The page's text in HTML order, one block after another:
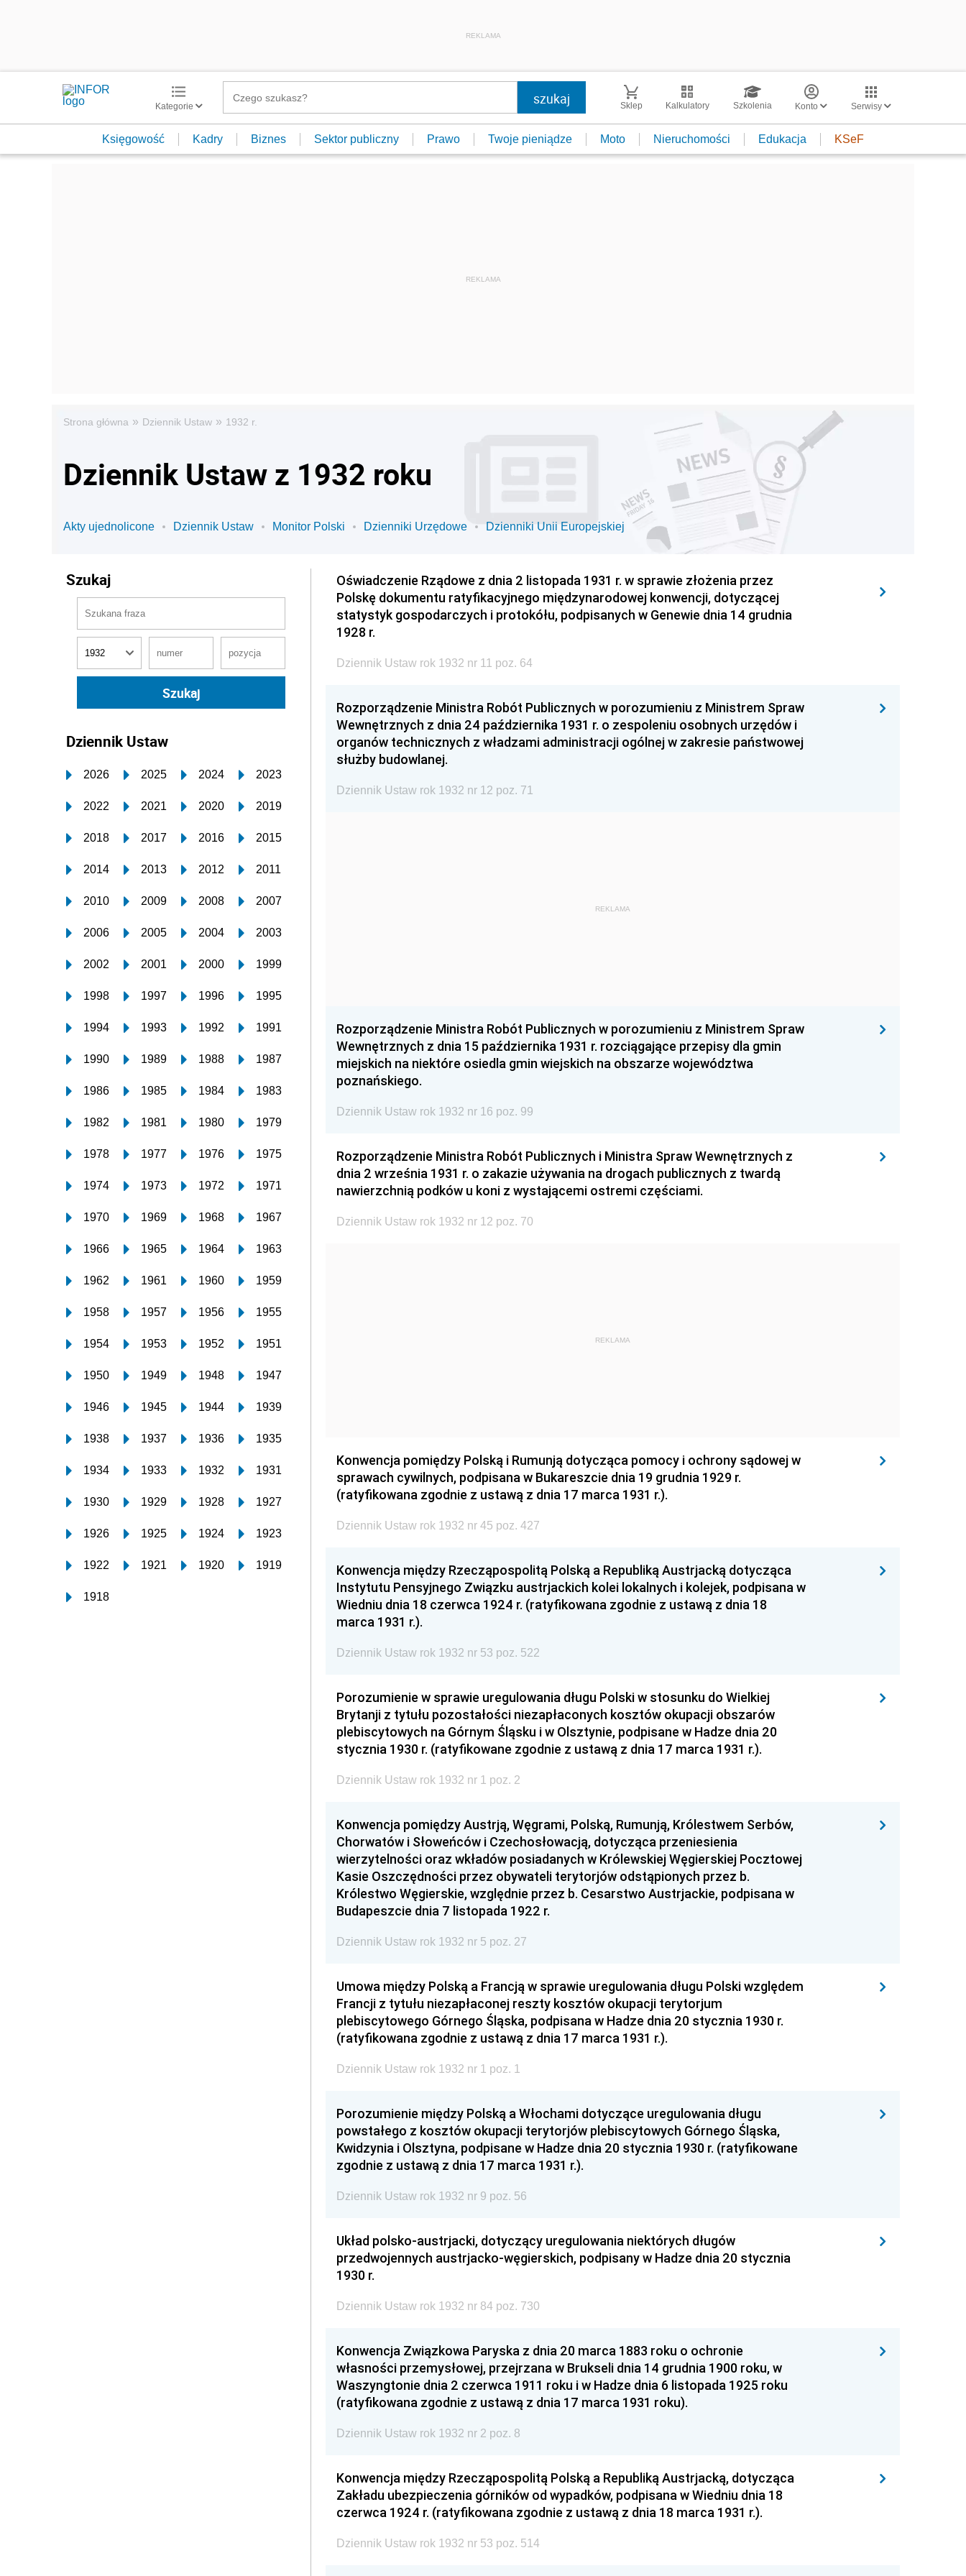
REKLAMA
Kategorie Sklep Kalkulatory Szkolenia Konto Serwisy
Księgowość Kadry Biznes Sektor publiczny Prawo Twoje pieniądze Moto Nieruchomości Edukacja KSeF
Strona główna » Dziennik Ustaw » 1932 r.
Dziennik Ustaw z 1932 roku
Akty ujednolicone Dziennik Ustaw Monitor Polski Dzienniki Urzędowe Dzienniki Unii Europejskiej
Szukaj
Dziennik Ustaw
2026 2025 2024 2023
2022 2021 2020 2019
2018 2017 2016 2015
2014 2013 2012 2011
2010 2009 2008 2007
2006 2005 2004 2003
2002 2001 2000 1999
1998 1997 1996 1995
1994 1993 1992 1991
1990 1989 1988 1987
1986 1985 1984 1983
1982 1981 1980 1979
1978 1977 1976 1975
1974 1973 1972 1971
1970 1969 1968 1967
1966 1965 1964 1963
1962 1961 1960 1959
1958 1957 1956 1955
1954 1953 1952 1951
1950 1949 1948 1947
1946 1945 1944 1939
1938 1937 1936 1935
1934 1933 1932 1931
1930 1929 1928 1927
1926 1925 1924 1923
1922 1921 1920 1919
1918
Oświadczenie Rządowe z dnia 2 listopada 1931 r. w sprawie złożenia przez
Polskę dokumentu ratyfikacyjnego międzynarodowej konwencji, dotyczącej
statystyk gospodarczych i protokółu, podpisanych w Genewie dnia 14 grudnia
1928 r.
Dziennik Ustaw rok 1932 nr 11 poz. 64
Rozporządzenie Ministra Robót Publicznych w porozumieniu z Ministrem Spraw
Wewnętrznych z dnia 24 października 1931 r. o zespoleniu osobnych urzędów i
organów technicznych z władzami administracji ogólnej w zakresie państwowej
służby budowlanej.
Dziennik Ustaw rok 1932 nr 12 poz. 71
REKLAMA
Rozporządzenie Ministra Robót Publicznych w porozumieniu z Ministrem Spraw
Wewnętrznych z dnia 15 października 1931 r. rozciągające przepisy dla gmin
miejskich na niektóre osiedla gmin wiejskich na obszarze województwa
poznańskiego.
Dziennik Ustaw rok 1932 nr 16 poz. 99
Rozporządzenie Ministra Robót Publicznych i Ministra Spraw Wewnętrznych z
dnia 2 września 1931 r. o zakazie używania na drogach publicznych z twardą
nawierzchnią podków u koni z wystającemi ostremi częściami.
Dziennik Ustaw rok 1932 nr 12 poz. 70
REKLAMA
Konwencja pomiędzy Polską i Rumunją dotycząca pomocy i ochrony sądowej w
sprawach cywilnych, podpisana w Bukareszcie dnia 19 grudnia 1929 r.
(ratyfikowana zgodnie z ustawą z dnia 17 marca 1931 r.).
Dziennik Ustaw rok 1932 nr 45 poz. 427
Konwencja między Rzecząpospolitą Polską a Republiką Austrjacką dotycząca
Instytutu Pensyjnego Związku austrjackich kolei lokalnych i kolejek, podpisana w
Wiedniu dnia 18 czerwca 1924 r. (ratyfikowana zgodnie z ustawą z dnia 18
marca 1931 r.).
Dziennik Ustaw rok 1932 nr 53 poz. 522
Porozumienie w sprawie uregulowania długu Polski w stosunku do Wielkiej
Brytanji z tytułu pozostałości niezapłaconych kosztów okupacji obszarów
plebiscytowych na Górnym Śląsku i w Olsztynie, podpisane w Hadze dnia 20
stycznia 1930 r. (ratyfikowane zgodnie z ustawą z dnia 17 marca 1931 r.).
Dziennik Ustaw rok 1932 nr 1 poz. 2
Konwencja pomiędzy Austrją, Węgrami, Polską, Rumunją, Królestwem Serbów,
Chorwatów i Słoweńców i Czechosłowacją, dotycząca przeniesienia
wierzytelności oraz wkładów posiadanych w Królewskiej Węgierskiej Pocztowej
Kasie Oszczędności przez obywateli terytorjów odstąpionych przez b.
Królestwo Węgierskie, względnie przez b. Cesarstwo Austrjackie, podpisana w
Budapeszcie dnia 7 listopada 1922 r.
Dziennik Ustaw rok 1932 nr 5 poz. 27
Umowa między Polską a Francją w sprawie uregulowania długu Polski względem
Francji z tytułu niezapłaconej reszty kosztów okupacji terytorjum
plebiscytowego Górnego Śląska, podpisana w Hadze dnia 20 stycznia 1930 r.
(ratyfikowana zgodnie z ustawą z dnia 17 marca 1931 r.).
Dziennik Ustaw rok 1932 nr 1 poz. 1
Porozumienie między Polską a Włochami dotyczące uregulowania długu
powstałego z kosztów okupacji terytorjów plebiscytowych Górnego Śląska,
Kwidzynia i Olsztyna, podpisane w Hadze dnia 20 stycznia 1930 r. (ratyfikowane
zgodnie z ustawą z dnia 17 marca 1931 r.).
Dziennik Ustaw rok 1932 nr 9 poz. 56
Układ polsko-austrjacki, dotyczący uregulowania niektórych długów
przedwojennych austrjacko-węgierskich, podpisany w Hadze dnia 20 stycznia
1930 r.
Dziennik Ustaw rok 1932 nr 84 poz. 730
Konwencja Związkowa Paryska z dnia 20 marca 1883 roku o ochronie
własności przemysłowej, przejrzana w Brukseli dnia 14 grudnia 1900 roku, w
Waszyngtonie dnia 2 czerwca 1911 roku i w Hadze dnia 6 listopada 1925 roku
(ratyfikowana zgodnie z ustawą z dnia 17 marca 1931 roku).
Dziennik Ustaw rok 1932 nr 2 poz. 8
Konwencja między Rzecząpospolitą Polską a Republiką Austrjacką, dotycząca
Zakładu ubezpieczenia górników od wypadków, podpisana w Wiedniu dnia 18
czerwca 1924 r. (ratyfikowana zgodnie z ustawą z dnia 18 marca 1931 r.).
Dziennik Ustaw rok 1932 nr 53 poz. 514